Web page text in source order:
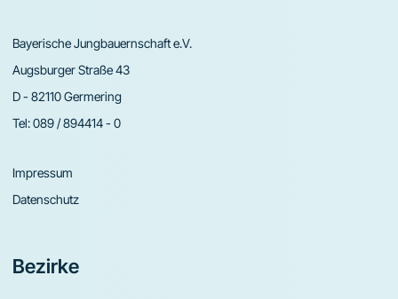
Bayerische Jungbauernschaft e.V.
Augsburger Straße 43
D - 82110 Germering
Tel:089 / 894414 - 0
Impressum
Datenschutz
Bezirke